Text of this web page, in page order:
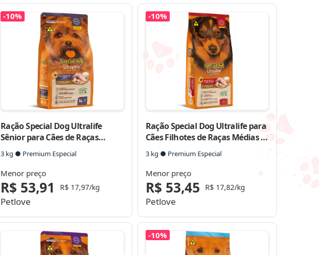
Ração Special Dog Ultralife
Sênior para Cães de Raças
Pequenas
3 kg ● Premium Especial
Menor preço
R$ 53,91 R$ 17,97/kg
-10%
Petlove
Ração Special Dog Ultralife para
Cães Filhotes de Raças Médias e
Grandes
3 kg ● Premium Especial
Menor preço
R$ 53,45 R$ 17,82/kg
-10%
Petlove
-10%